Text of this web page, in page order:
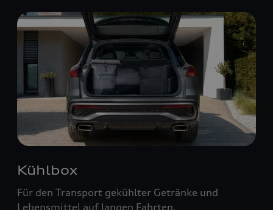
Kühlbox
Für den Transport gekühlter Getränke und
Lebensmittel auf langen Fahrten.